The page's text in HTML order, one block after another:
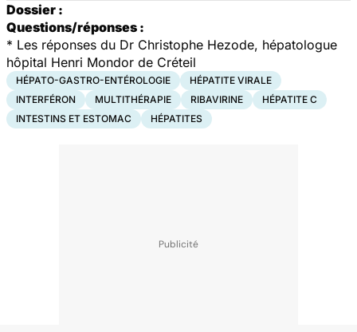
Dossier :
Questions/réponses :
* Les réponses du Dr Christophe Hezode, hépatologue
hôpital Henri Mondor de Créteil
HÉPATO-GASTRO-ENTÉROLOGIE
HÉPATITE VIRALE
INTERFÉRON
MULTITHÉRAPIE RIBAVIRINE
HÉPATITE C
INTESTINS ET ESTOMAC
HÉPATITES